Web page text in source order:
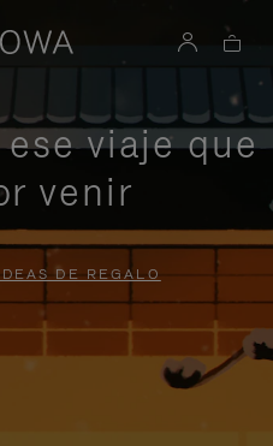
viaje que
venir
DE REGALO